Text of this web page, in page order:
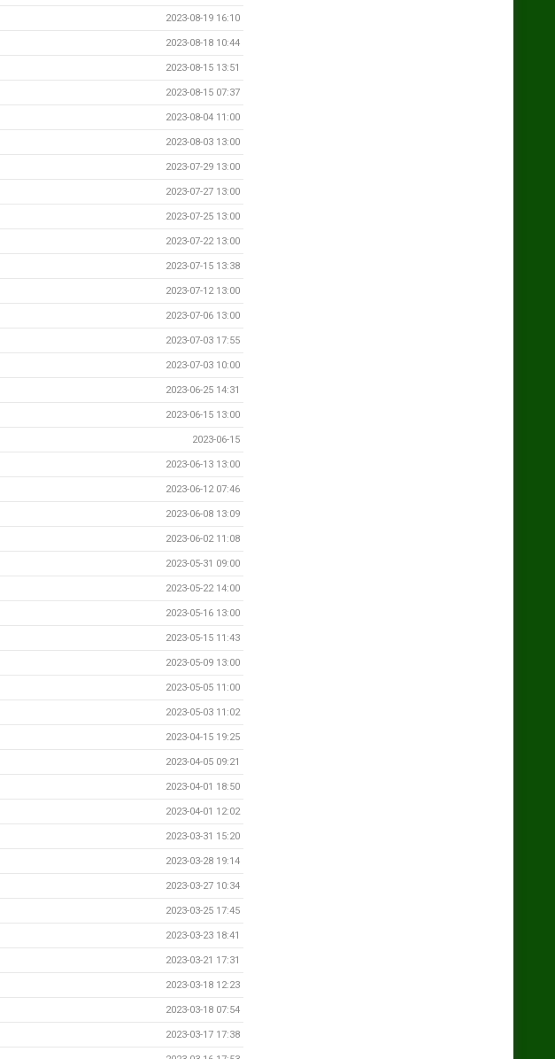
2023-08-19 16:10
2023-08-18 10:44
2023-08-15 13:51
2023-08-15 07:37
2023-08-04 11:00
2023-08-03 13:00
2023-07-29 13:00
2023-07-27 13:00
2023-07-25 13:00
2023-07-22 13:00
2023-07-15 13:38
2023-07-12 13:00
2023-07-06 13:00
2023-07-03 17:55
2023-07-03 10:00
2023-06-25 14:31
2023-06-15 13:00
2023-06-15
2023-06-13 13:00
2023-06-12 07:46
2023-06-08 13:09
2023-06-02 11:08
2023-05-31 09:00
2023-05-22 14:00
2023-05-16 13:00
2023-05-15 11:43
2023-05-09 13:00
2023-05-05 11:00
2023-05-03 11:02
2023-04-15 19:25
2023-04-05 09:21
2023-04-01 18:50
2023-04-01 12:02
2023-03-31 15:20
2023-03-28 19:14
2023-03-27 10:34
2023-03-25 17:45
2023-03-23 18:41
2023-03-21 17:31
2023-03-18 12:23
2023-03-18 07:54
2023-03-17 17:38